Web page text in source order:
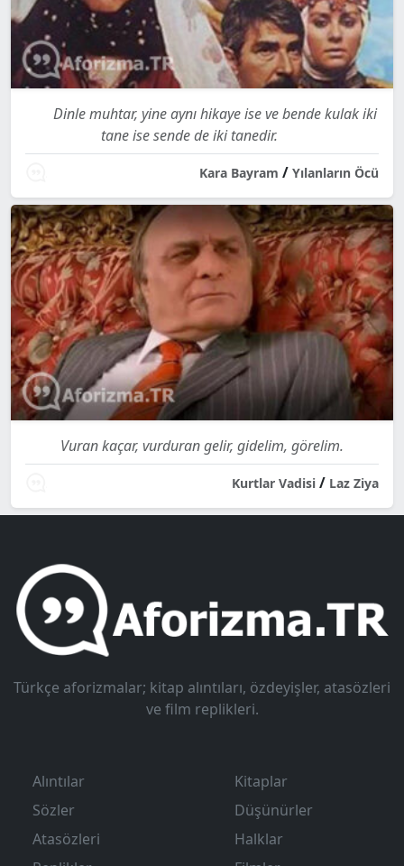
Dinle muhtar, yine aynı hikaye ise ve bende kulak iki
tane ise sende de iki tanedir.
Kara Bayram / Yılanların Öcü
Vuran kaçar, vurduran gelir, gidelim, görelim.
Kurtlar Vadisi / Laz Ziya
Türkçe aforizmalar; kitap alıntıları, özdeyişler, atasözleri
ve film replikleri.
Alıntılar
Sözler
Atasözleri
Kitaplar
Düşünürler
Halklar